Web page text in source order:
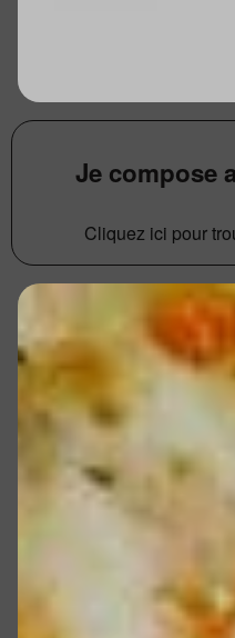
Je compose
Cliquez ici pour